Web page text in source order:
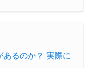
あるのか？ 実際に